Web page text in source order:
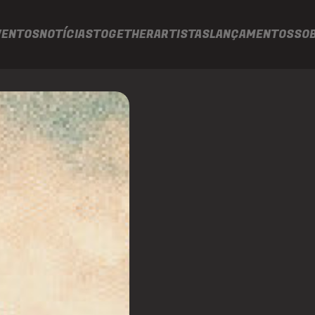
NOTÍCIASTOGETHERARTISTASLANÇAMENTOS